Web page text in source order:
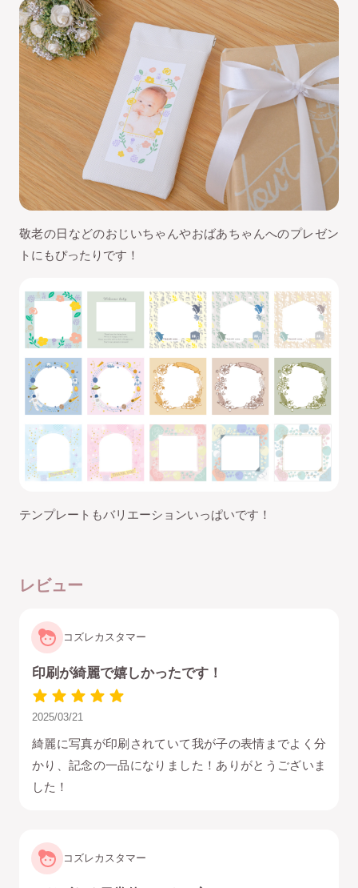
敬老の日などのおじいちゃんやおばあちゃんへのプレゼン
トにもぴったりです！
テンプレートもバリエーションいっぱいです！
レビュー
コズレカスタマー
印刷が綺麗で嬉しかったです！
2025/03/21
綺麗に写真が印刷されていて我が子の表情までよく分
かり、記念の一品になりました！ありがとうございま
した！
コズレカスタマー